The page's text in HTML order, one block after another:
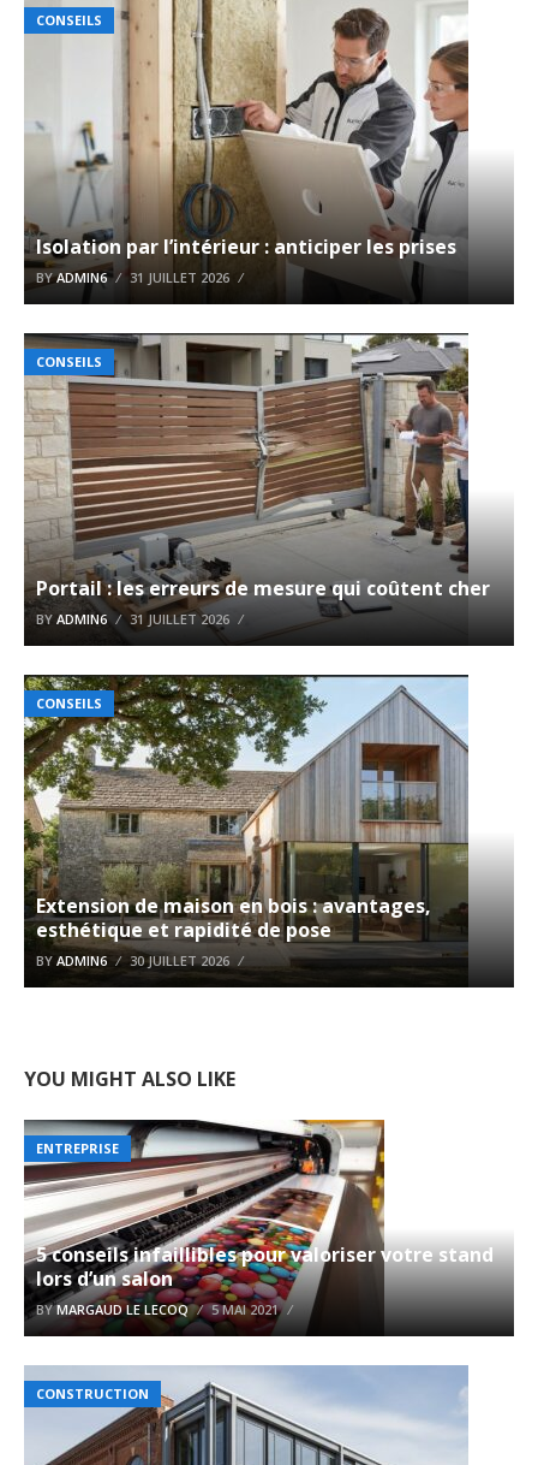
CONSEILS
Isolation par l’intérieur : anticiper les prises
BYADMIN6 31 JUILLET 2026
CONSEILS
Portail : les erreurs de mesure qui coûtent cher
BY ADMIN6 31 JUILLET 2026
CONSEILS
Extension de maison en bois : avantages,
esthétique et rapidité de pose
BY ADMIN6 30 JUILLET 2026
YOU MIGHT ALSO LIKE
ENTREPRISE
5 conseils infaillibles pour valoriser votre stand
lors d’un salon
BYMARGAUD LE LECOQ 5 MAI 2021
CONSTRUCTION